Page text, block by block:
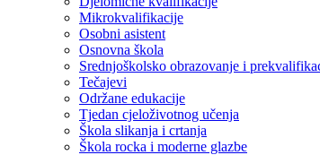
Mikrokvalifikacije
Osobni asistent
Osnovna škola
Srednjoškolsko obrazovanje i
Tečajevi
Održane edukacije
Tjedan cjeloživotnog učenja
Škola slikanja i crtanja
Škola rocka i moderne glazbe